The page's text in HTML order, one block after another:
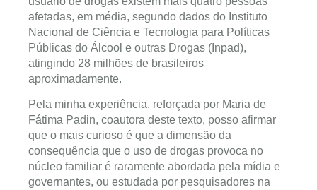
afetadas, em média, segundo dados do Instituto
Nacional de Ciência e Tecnologia para Políticas
Públicas do Álcool e outras Drogas (Inpad),
atingindo 28 milhões de brasileiros
aproximadamente.
Pela minha experiência, reforçada por Maria de
Fátima Padin, coautora deste texto, posso afirmar
que o mais curioso é que a dimensão da
consequência que o uso de drogas provoca no
núcleo familiar é raramente abordada pela mídia e
governantes, ou estudada por pesquisadores na